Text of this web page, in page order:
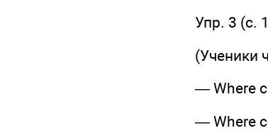
Упр. 3 (c.
(Ученики
— Where
— Where